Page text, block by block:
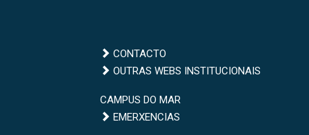
CONTACTO
Outras
institucionais
OUTRAS WEBS INSTITUCIONAIS
Campus
do
CAMPUS DO MAR
Emerxencias
EMERXENCIAS